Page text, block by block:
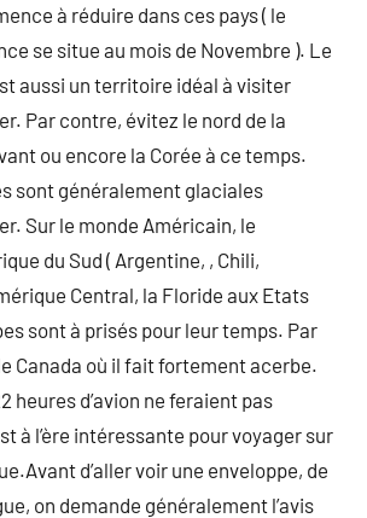
à réduire dans ces pays ( le
se situe au mois de Novembre ). Le
aussi un territoire idéal à visiter
Par contre, évitez le nord de la
ou encore la Corée à ce temps.
sont généralement glaciales
Sur le monde Américain, le
du Sud ( Argentine, , Chili,
Central, la Floride aux Etats
sont à prisés pour leur temps. Par
Canada où il fait fortement acerbe.
heures d’avion ne feraient pas
à l’ère intéressante pour voyager sur
d’aller voir une enveloppe, de
on demande généralement l’avis